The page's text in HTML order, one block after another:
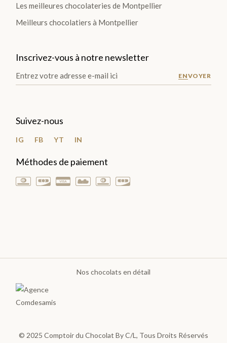
Les
Tablettes
Blanc
Les
Plantations
TOUTES
TABLETTES
COLLECTION
Les meilleures chocolateries de Montpellier
Meilleurs chocolatiers à Montpellier
Inscrivez-vous à notre newsletter
ENVOYER
Suivez-nous
IG FB YT IN
Méthodes de paiement
Nos chocolats en détail
© 2025 Comptoir du Chocolat By C/L , Tous Droits Réservés